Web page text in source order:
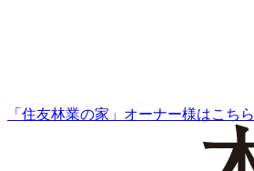
「住友林業の家」オーナー様はこちら